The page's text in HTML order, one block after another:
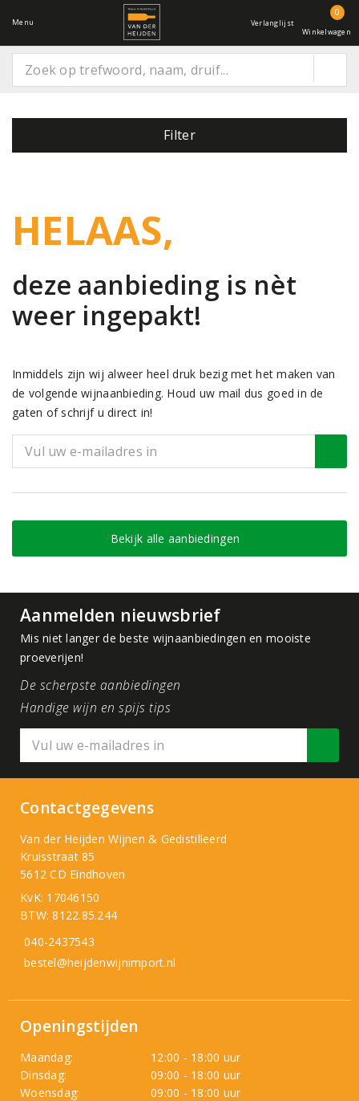
Menu Verlanglijst
0
Winkelwagen
Filter
HELAAS,
deze aanbieding is nèt
weer ingepakt!
Inmiddels zijn wij alweer heel druk bezig met het maken van
de volgende wijnaanbieding. Houd uw mail dus goed in de
gaten of schrijf u direct in!
Bekijk alle aanbiedingen
Aanmelden nieuwsbrief
Mis niet langer de beste wijnaanbiedingen en mooiste
proeverijen!
De scherpste aanbiedingen
Handige wijn en spijs tips
Contactgegevens
Van der Heijden Wijnen & Gedistilleerd
Kruisstraat 85
5612 CD Eindhoven
KvK: 17046150
BTW: 8122.85.244
040-2437543
bestel@heijdenwijnimport.nl
Openingstijden
Maandag:
12:00 - 18:00 uur
Dinsdag:
09:00 - 18:00 uur
Woensdag:
09:00 - 18:00 uur